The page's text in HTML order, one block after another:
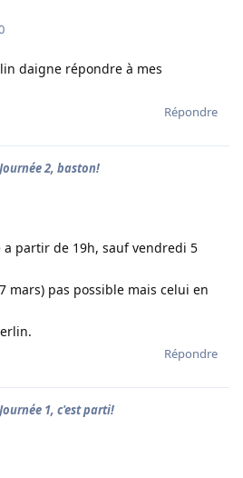
daigne répondre à mes
Répondre
2, baston!
a partir de 19h, sauf vendredi 5
mars) pas possible mais celui en
Répondre
1, c'est parti!